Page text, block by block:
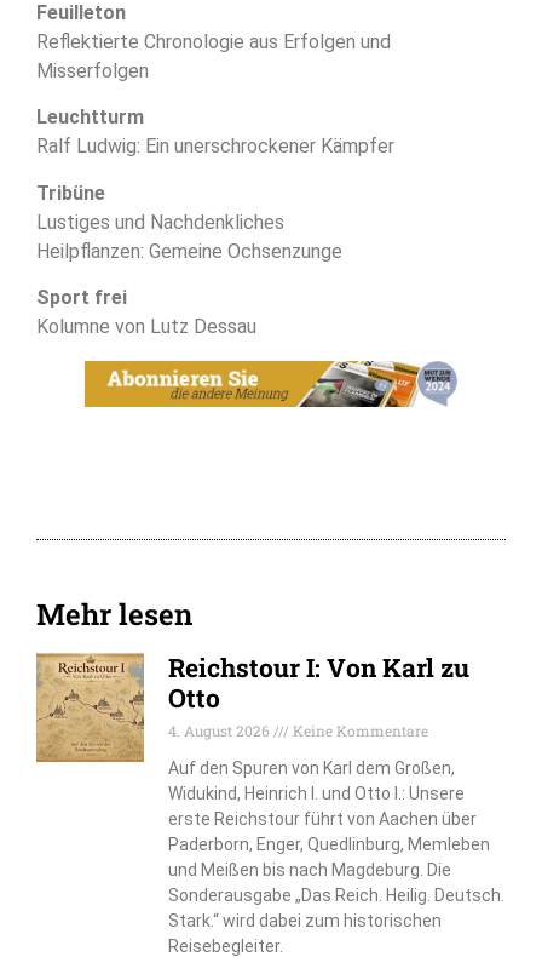
Feuilleton
Reflektierte Chronologie aus Erfolgen und
Misserfolgen
Leuchtturm
Ralf Ludwig: Ein unerschrockener Kämpfer
Tribüne
Lustiges und Nachdenkliches
Heilpflanzen: Gemeine Ochsenzunge
Sport frei
Kolumne von Lutz Dessau
Mehr lesen
Reichstour I: Von Karl zu
Otto
4. August 2026
Keine Kommentare
Auf den Spuren von Karl dem Großen,
Widukind, Heinrich I. und Otto I.: Unsere
erste Reichstour führt von Aachen über
Paderborn, Enger, Quedlinburg, Memleben
und Meißen bis nach Magdeburg. Die
Sonderausgabe „Das Reich. Heilig. Deutsch.
Stark.“ wird dabei zum historischen
Reisebegleiter.